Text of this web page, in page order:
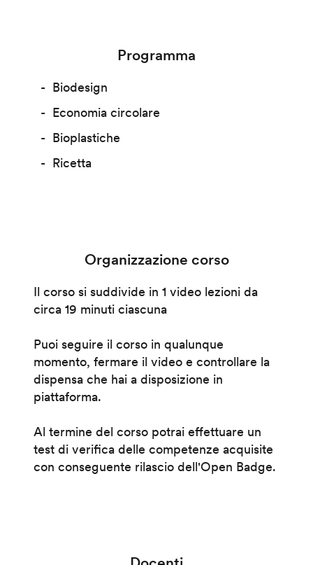
Programma
Biodesign
Economia circolare
Bioplastiche
Ricetta
Organizzazione corso
Il corso si suddivide in 1 video lezioni da
circa 19 minuti ciascuna
Puoi seguire il corso in qualunque
momento, fermare il video e controllare la
dispensa che hai a disposizione in
piattaforma.
Al termine del corso potrai effettuare un
test di verifica delle competenze acquisite
con conseguente rilascio dell'Open Badge.